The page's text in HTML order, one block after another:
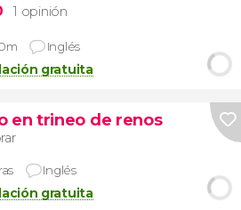
1 opinión
Inglés
gratuita
en trineo de renos
Inglés
gratuita